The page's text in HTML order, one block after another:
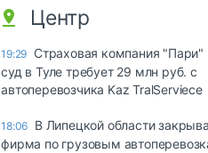
Центр
19:29 Страховая компания "Пари"
суд в Туле требует 29 млн руб. с
автоперевозчика Kaz TralServiece
18:06 В Липецкой области
фирма по грузовым